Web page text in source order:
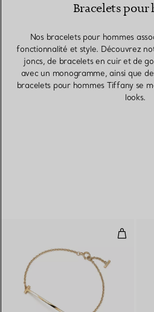
Bracelets pour
Nos bracelets pour hommes
fonctionnalité et style. Découvrez
joncs, de bracelets en cuir et de
avec un monogramme, ainsi que
bracelets pour hommes Tiffany se
looks.